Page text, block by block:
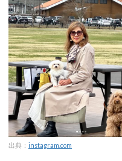
出典： instagram.com